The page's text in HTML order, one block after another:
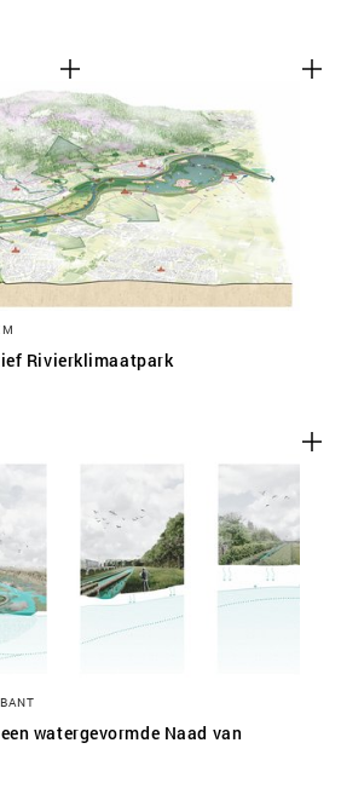
Rivierklimaatpark
watergevormde Naad van